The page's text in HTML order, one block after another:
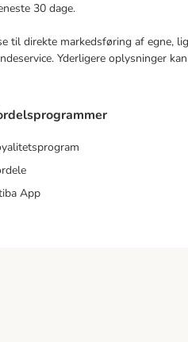
30 dage.
direkte markedsføring af egne,
Yderligere oplysninger
App